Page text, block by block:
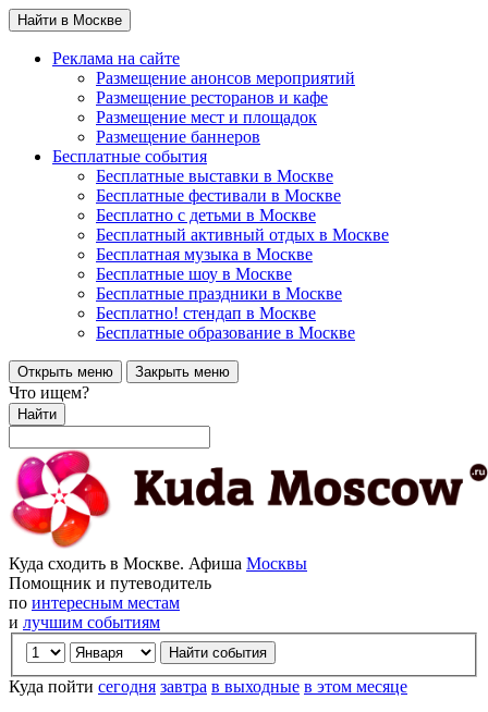
Найти в Москве
Реклама на сайте
Размещение анонсов мероприятий
Размещение ресторанов и кафе
Размещение мест и площадок
Размещение баннеров
Бесплатные события
Бесплатные выставки в Москве
Бесплатные фестивали в Москве
Бесплатно с детьми в Москве
Бесплатный активный отдых в Москве
Бесплатная музыка в Москве
Бесплатные шоу в Москве
Бесплатные праздники в Москве
Бесплатно! стендап в Москве
Бесплатные образование в Москве
Открыть меню Закрыть меню
Что ищем?
Найти
Куда сходить в Москве. Афиша Москвы
Помощник и путеводитель
по интересным местам
и лучшим событиям
Куда пойти сегодня завтра в выходные в этом месяце